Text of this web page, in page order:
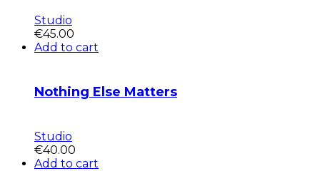
Studio
€45.00
Add to cart
Nothing Else Matters
Studio
€40.00
Add to cart